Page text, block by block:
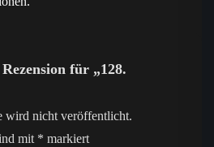
für „128.
wird nicht veröffentlicht.
mit * markiert